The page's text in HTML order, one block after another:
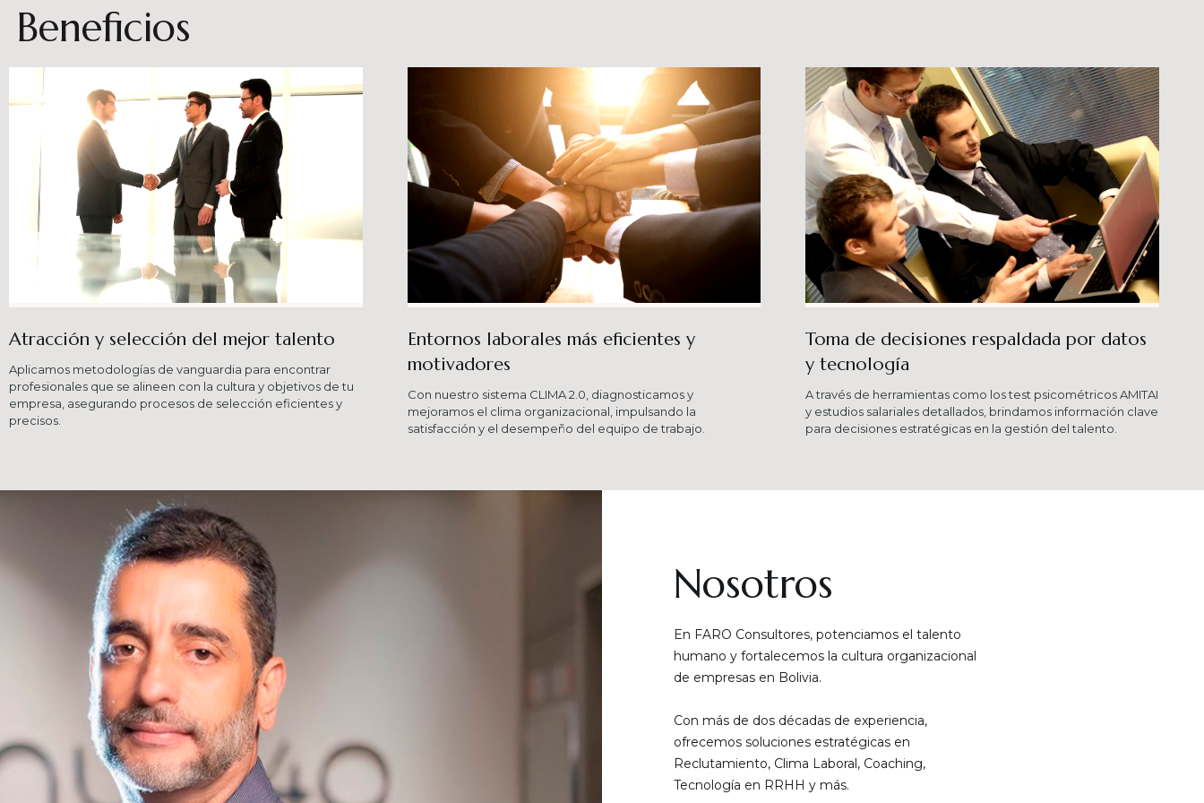
Beneficios
Atracción y selección del mejor talento
Aplicamos metodologías de vanguardia para encontrar
profesionales que se alineen con la cultura y objetivos de tu
empresa, asegurando procesos de selección eficientes y
precisos.
Entornos laborales más eficientes y
motivadores
Con nuestro sistema CLIMA 2.0, diagnosticamos y
mejoramos el clima organizacional, impulsando la
satisfacción y el desempeño del equipo de trabajo.
Toma de decisiones respaldada por datos
y tecnología​
A través de herramientas como los test psicométricos AMITAI
y estudios salariales detallados, brindamos información clave
para decisiones estratégicas en la gestión del talento.
Nosotros
En FARO Consultores, potenciamos el talento
humano y fortalecemos la cultura organizacional
de empresas en Bolivia.
Con más de dos décadas de experiencia,
ofrecemos soluciones estratégicas en
Reclutamiento, Clima Laboral, Coaching,
Tecnología en RRHH y más.